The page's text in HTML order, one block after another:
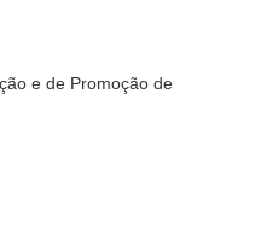
e de Promoção de